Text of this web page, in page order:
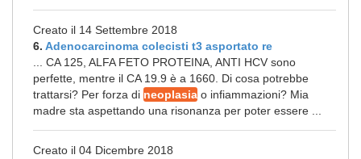
Creato il 14 Settembre 2018
6. Adenocarcinoma colecisti t3 asportato re
... CA 125, ALFA FETO PROTEINA, ANTI HCV sono
perfette, mentre il CA 19.9 è a 1660. Di cosa potrebbe
trattarsi? Per forza di neoplasia o infiammazioni? Mia
madre sta aspettando una risonanza per poter essere ...
Creato il 04 Dicembre 2018